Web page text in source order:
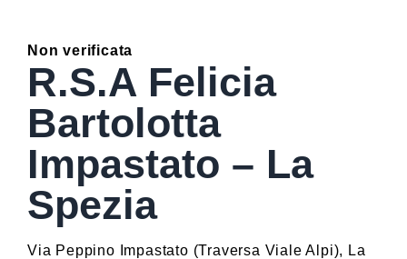
Non verificata
R.S.A Felicia
Bartolotta
Impastato – La
Spezia
Via Peppino Impastato (Traversa Viale Alpi), La